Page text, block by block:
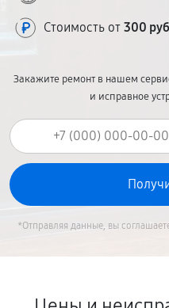
Стоимость от 300
Закажите ремонт в нашем
и исправное
*Отправляя данные, вы